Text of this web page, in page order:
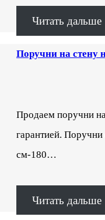
Читать дальше
Поручни на стену
Продаем поручни
гарантией.
см-180…
Читать дальше